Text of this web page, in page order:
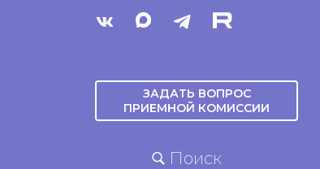
ЗАДАТЬ ВОПРОС
ПРИЕМНОЙ КОМИССИИ
Поиск